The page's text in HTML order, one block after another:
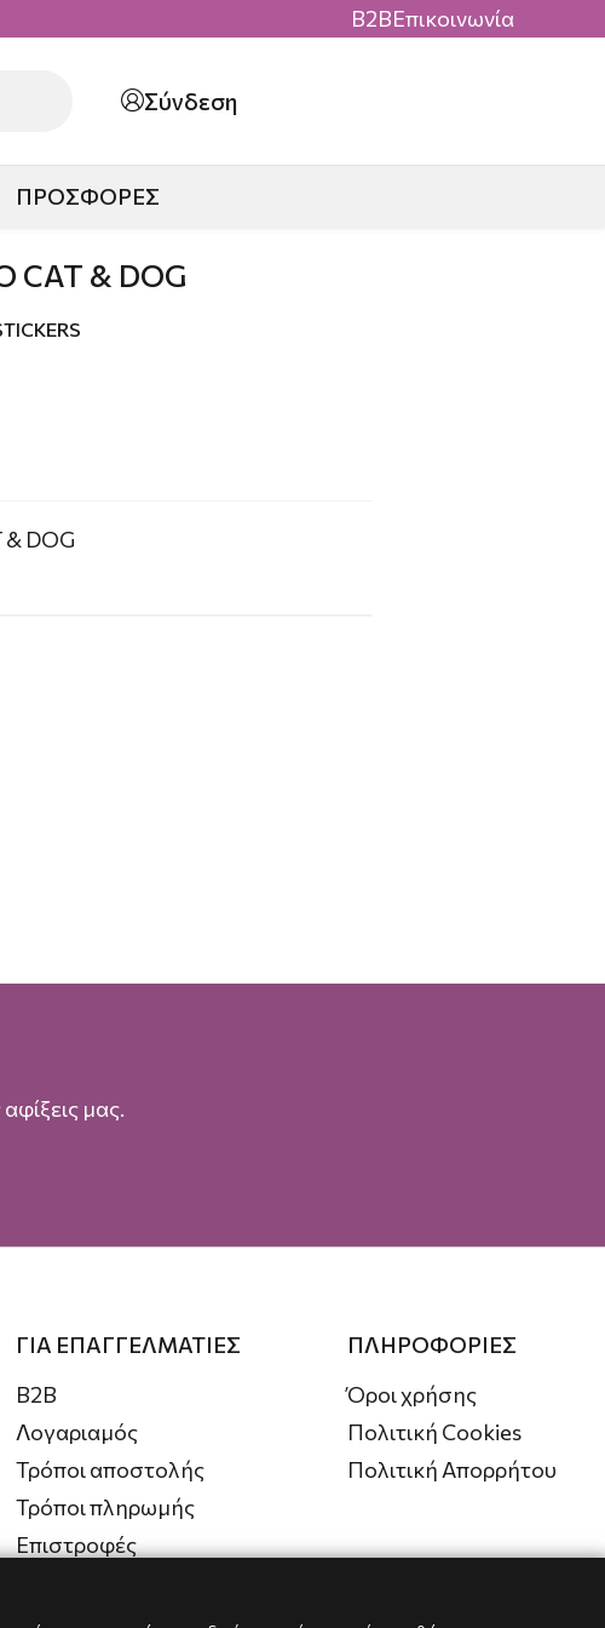
B2BΕπικοινωνία
Σύνδεση
ΠΡΟΣΦΟΡΕΣ
CAT & DOG
& DOG
μας.
ΓΙΑ ΕΠΑΓΓΕΛΜΑΤΙΕΣ
B2B
Λογαριαμός
Τρόποι αποστολής
Τρόποι πληρωμής
Επιστροφές
ΠΛΗΡΟΦΟΡΙΕΣ
Όροι χρήσης
Πολιτική Cookies
Πολιτική Απορρήτου